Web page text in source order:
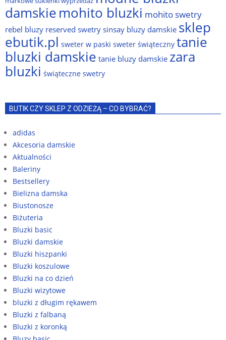
damskiemohito bluzki mohito swetry
rebel bluzy reserved swetrysinsay bluzy damskie sklep
ebutik.pl sweter w paski sweter świąteczny tanie
bluzki damskie tanie bluzy damskie zara
bluzki świąteczne swetry
BUTIK CZY SKLEP Z ODZIEŻĄ – CO BYBRAĆ?
adidas
Akcesoria damskie
Aktualności
Baleriny
Bestsellery
Bielizna damska
Biustonosze
Biżuteria
Bluzki basic
Bluzki damskie
Bluzki hiszpanki
Bluzki koszulowe
Bluzki na co dzień
Bluzki wizytowe
bluzki z długim rękawem
Bluzki z falbaną
Bluzki z koronką